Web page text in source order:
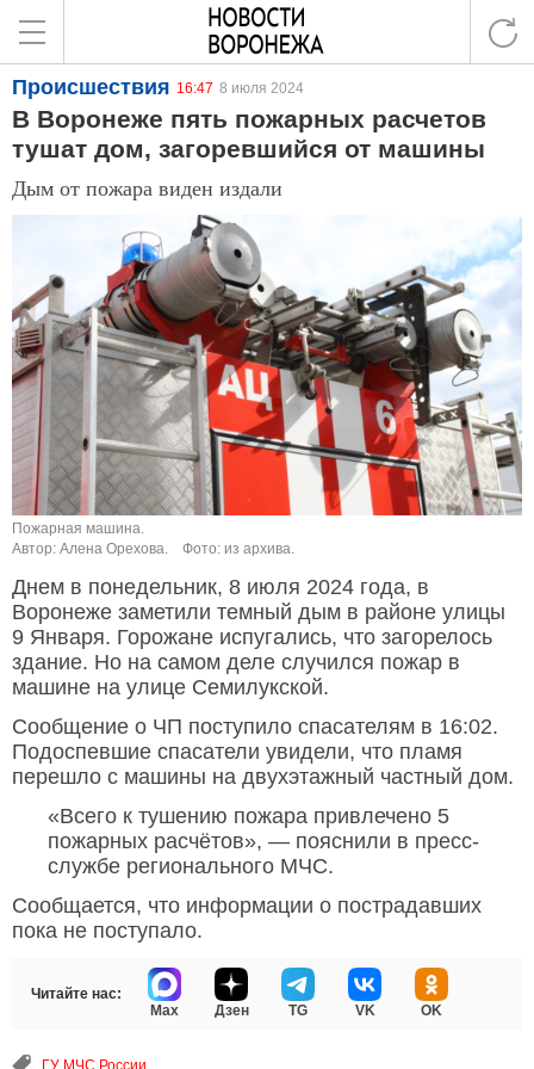
Происшествия 16:47 8 июля 2024
В Воронеже пять пожарных расчетов
тушат дом, загоревшийся от машины
Дым от пожара виден издали
Пожарная машина.
Автор: Алена Орехова.
Фото: из архива.
Днем в понедельник, 8 июля 2024 года, в
Воронеже заметили темный дым в районе улицы
9 Января. Горожане испугались, что загорелось
здание. Но на самом деле случился пожар в
машине на улице Семилукской.
Сообщение о ЧП поступило спасателям в 16:02.
Подоспевшие спасатели увидели, что пламя
перешло с машины на двухэтажный частный дом.
«Всего к тушению пожара привлечено 5
пожарных расчётов», — пояснили в пресс-
службе регионального МЧС.
Сообщается, что информации о пострадавших
пока не поступало.
Читайте нас:
Max
Дзен TG VK OK